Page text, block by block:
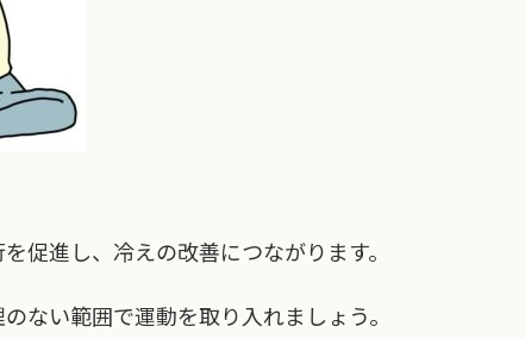
促進し、冷えの改善につながります。
ない範囲で運動を取り入れましょう。